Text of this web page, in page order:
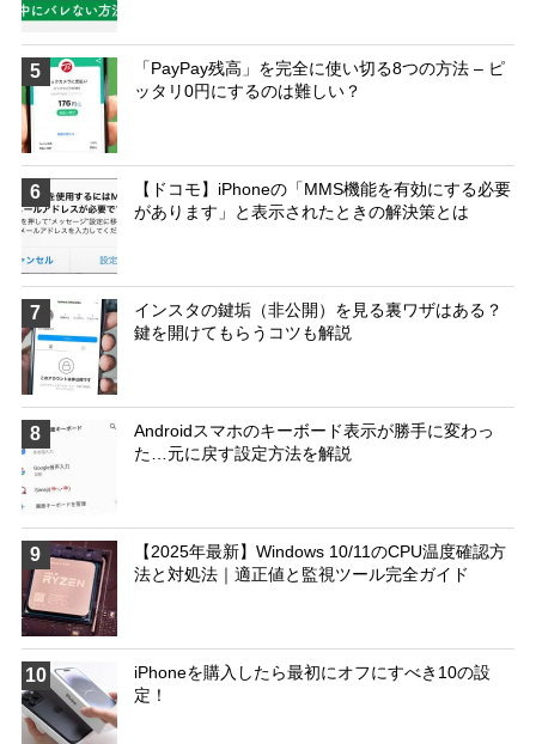
5
「PayPay残高」を完全に使い切る8つの方法 – ピ
ッタリ0円にするのは難しい？
6
【ドコモ】iPhoneの「MMS機能を有効にする必要
があります」と表示されたときの解決策とは
7
インスタの鍵垢（非公開）を見る裏ワザはある？
鍵を開けてもらうコツも解説
8
Androidスマホのキーボード表示が勝手に変わっ
た…元に戻す設定方法を解説
9
【2025年最新】Windows 10/11のCPU温度確認方
法と対処法｜適正値と監視ツール完全ガイド
10
iPhoneを購入したら最初にオフにすべき10の設
定！